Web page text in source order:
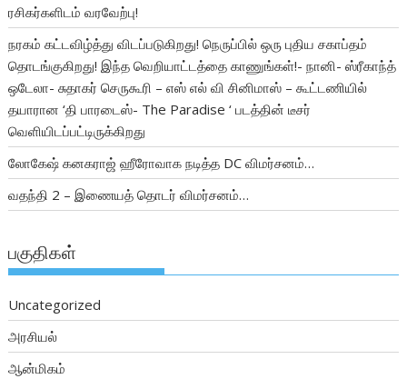
ரசிகர்களிடம் வரவேற்பு!
நரகம் கட்டவிழ்த்து விடப்படுகிறது! நெருப்பில் ஒரு புதிய சகாப்தம்
தொடங்குகிறது! இந்த வெறியாட்டத்தை காணுங்கள்!- நானி- ஸ்ரீகாந்த்
ஒடேலா- சுதாகர் செருகூரி – எஸ் எல் வி சினிமாஸ் – கூட்டணியில்
தயாரான ‘தி பாரடைஸ்- The Paradise ‘ படத்தின் டீசர்
வெளியிடப்பட்டிருக்கிறது
லோகேஷ் கனகராஜ் ஹீரோவாக நடித்த DC விமர்சனம்…
வதந்தி 2 – இணையத் தொடர் விமர்சனம்…
பகுதிகள்
Uncategorized
அரசியல்
ஆன்மிகம்